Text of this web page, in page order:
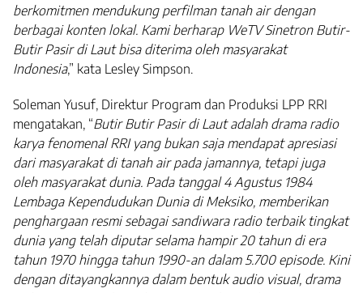
berkomitmen mendukung perfilman tanah air dengan
berbagai konten lokal. Kami berharap WeTV Sinetron Butir-
Butir Pasir di Laut bisa diterima oleh masyarakat
Indonesia,” kata Lesley Simpson.
Soleman Yusuf, Direktur Program dan Produksi LPP RRI
mengatakan, “Butir Butir Pasir di Laut adalah drama radio
karya fenomenal RRI yang bukan saja mendapat apresiasi
dari masyarakat di tanah air pada jamannya, tetapi juga
oleh masyarakat dunia. Pada tanggal 4 Agustus 1984
Lembaga Kependudukan Dunia di Meksiko, memberikan
penghargaan resmi sebagai sandiwara radio terbaik tingkat
dunia yang telah diputar selama hampir 20 tahun di era
tahun 1970 hingga tahun 1990-an dalam 5.700 episode. Kini
dengan ditayangkannya dalam bentuk audio visual, drama